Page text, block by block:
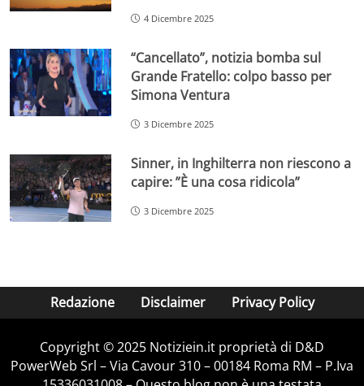
4 Dicembre 2025
“Cancellato”, notizia bomba sul
Grande Fratello: colpo basso per
Simona Ventura
3 Dicembre 2025
Sinner, in Inghilterra non riescono a
capire: ”È una cosa ridicola”
3 Dicembre 2025
Redazione Disclaimer Privacy Policy
Copyright © 2025 Notiziein.it proprietà di D&D
PowerWeb Srl – Via Cavour 310 – 00184 Roma RM – P.Iva